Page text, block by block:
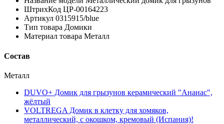
ШтрихКод ЦР-00164223
Артикул 0315915/blue
Тип товара Домики
Материал товара Металл
Состав
Металл
DUVO+ Домик для грызунов керамический "Ананас",
жёлтый
VOLTREGA Домик в клетку для хомяков,
металлический, с окошком, кремовый (Испания)!